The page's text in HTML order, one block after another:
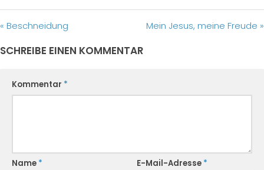
« Beschneidung Mein Jesus, meine Freude »
SCHREIBE EINEN KOMMENTAR
Kommentar *
Name * E-Mail-Adresse *